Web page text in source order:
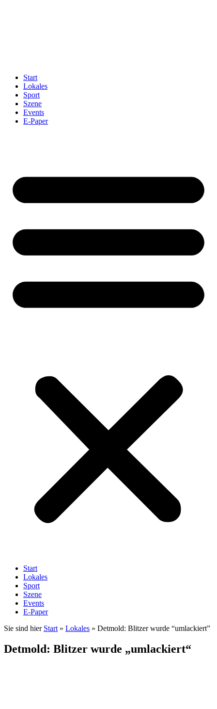
Start
Lokales
Sport
Szene
Events
E-Paper
Start
Lokales
Sport
Szene
Events
E-Paper
Sie sind hier Start » Lokales » Detmold: Blitzer wurde “umlackiert”
Detmold: Blitzer wurde „umlackiert“